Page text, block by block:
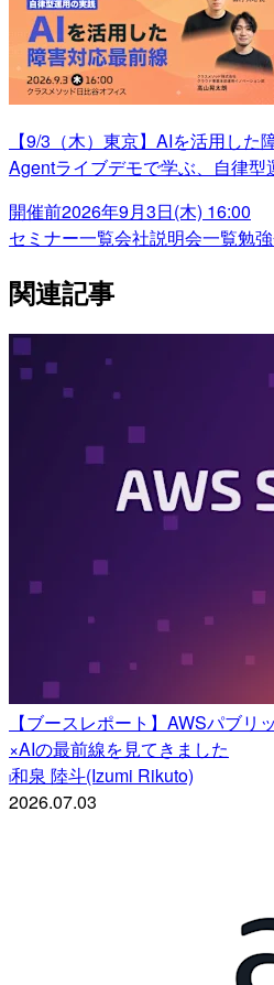
【9/3（木）東京】AIを活用し
Agentライブデモで学ぶ、自律型
開催前2026年9月3日(木) 16:00
セミナー一覧会社説明会一覧勉
関連記事
【ブースレポート】AWSパブリ
×AIの最前線を見てきました
i和泉 陸斗(Izumi Rikuto)
2026.07.03